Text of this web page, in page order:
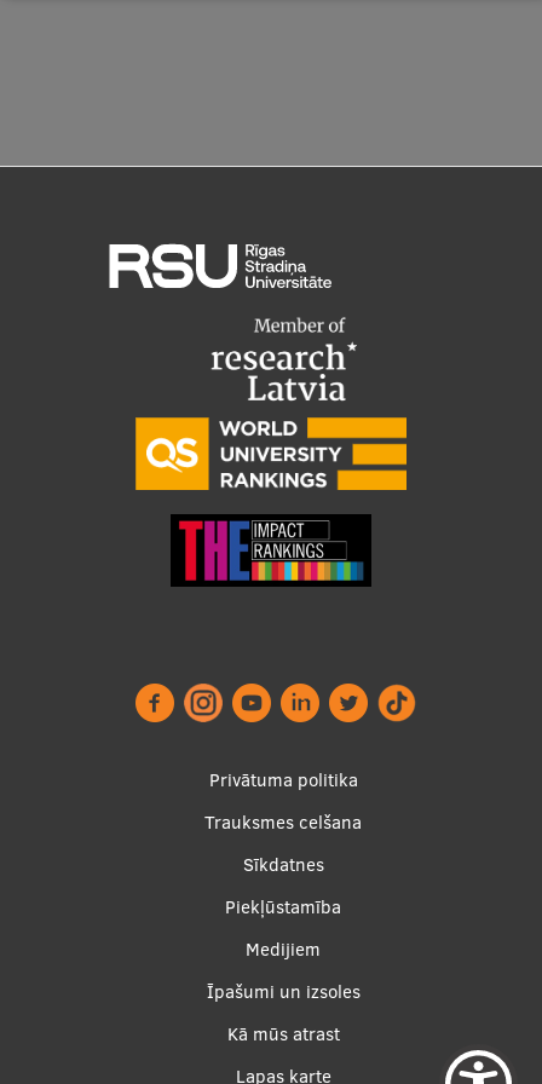
Virtuālā tūre
Studiju un vides pieejamība
Suvenīri un grāmatas
Mūžizglītība
Ētikas un līdztiesības mācības
Profesionālās pilnveides kursi
Zinātniskie institūti un laboratorijas
Privātuma politika
Trauksmes celšana
Sīkdatnes
Piekļūstamība
Medijiem
Īpašumi un izsoles
Kā mūs atrast
Lapas karte